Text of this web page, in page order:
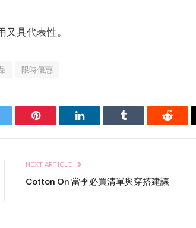
具代表性。
限時優惠
Pinterest LinkedIn Tumblr Reddit
NEXT ARTICLE
Cotton On 當季必買清單與穿搭建議